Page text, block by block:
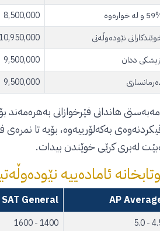
لە خوارەوە
8,500,000
نێودەوڵەتی
ددان
9,500,000
9,500,000
هاندانی فێرخوازانی
بەکەلۆرییەوە، بۆیە تا نمرەی
لەبری کرێی خوێندن بیدات.
ئامادەییە
AP
SAT General
4.5 -
1400 - 1600